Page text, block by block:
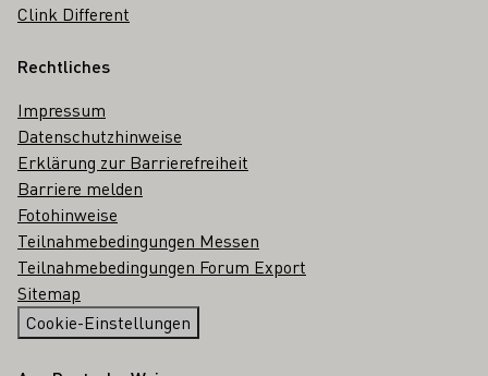
Clink Different
Rechtliches
Impressum
Datenschutzhinweise
Erklärung zur Barrierefreiheit
Barriere melden
Fotohinweise
Teilnahmebedingungen Messen
Teilnahmebedingungen Forum Export
Sitemap
Cookie-Einstellungen